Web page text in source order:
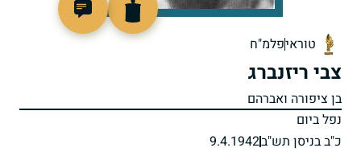
טוראיפלמ"ח
צבי ריזנברג
בן ציפורה ואברהם
נפל ביום
כ"ב בניסן תש"ב9.4.1942